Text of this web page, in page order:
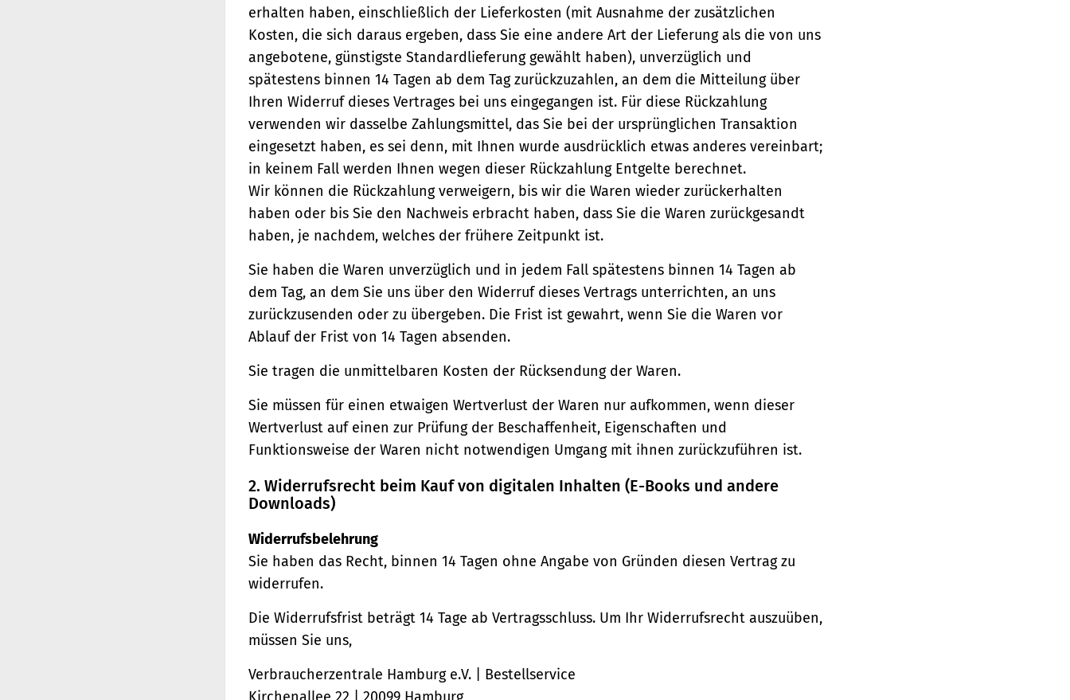
erhalten haben, einschließlich der Lieferkosten (mit Ausnahme der zusätzlichen
Kosten, die sich daraus ergeben, dass Sie eine andere Art der Lieferung als die von uns
angebotene, günstigste Standardlieferung gewählt haben), unverzüglich und
spätestens binnen 14 Tagen ab dem Tag zurückzuzahlen, an dem die Mitteilung über
Ihren Widerruf dieses Vertrages bei uns eingegangen ist. Für diese Rückzahlung
verwenden wir dasselbe Zahlungsmittel, das Sie bei der ursprünglichen Transaktion
eingesetzt haben, es sei denn, mit Ihnen wurde ausdrücklich etwas anderes vereinbart;
in keinem Fall werden Ihnen wegen dieser Rückzahlung Entgelte berechnet.
Wir können die Rückzahlung verweigern, bis wir die Waren wieder zurückerhalten
haben oder bis Sie den Nachweis erbracht haben, dass Sie die Waren zurückgesandt
haben, je nachdem, welches der frühere Zeitpunkt ist.
Sie haben die Waren unverzüglich und in jedem Fall spätestens binnen 14 Tagen ab
dem Tag, an dem Sie uns über den Widerruf dieses Vertrags unterrichten, an uns
zurückzusenden oder zu übergeben. Die Frist ist gewahrt, wenn Sie die Waren vor
Ablauf der Frist von 14 Tagen absenden.
Sie tragen die unmittelbaren Kosten der Rücksendung der Waren.
Sie müssen für einen etwaigen Wertverlust der Waren nur aufkommen, wenn dieser
Wertverlust auf einen zur Prüfung der Beschaffenheit, Eigenschaften und
Funktionsweise der Waren nicht notwendigen Umgang mit ihnen zurückzuführen ist.
2. Widerrufsrecht beim Kauf von digitalen Inhalten (E-Books und andere
Downloads)
Widerrufsbelehrung
Sie haben das Recht, binnen 14 Tagen ohne Angabe von Gründen diesen Vertrag zu
widerrufen.
Die Widerrufsfrist beträgt 14 Tage ab Vertragsschluss. Um Ihr Widerrufsrecht auszuüben,
müssen Sie uns,
Verbraucherzentrale Hamburg e.V. | Bestellservice